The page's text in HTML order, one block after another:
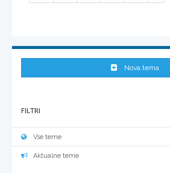
Nova tema
FILTRI
Vse teme
Aktualne teme